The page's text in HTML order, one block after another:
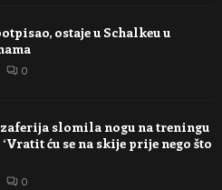
ostaje u Schalkeu u
0
slomila nogu na treningu
ću se na skije prije nego što
0